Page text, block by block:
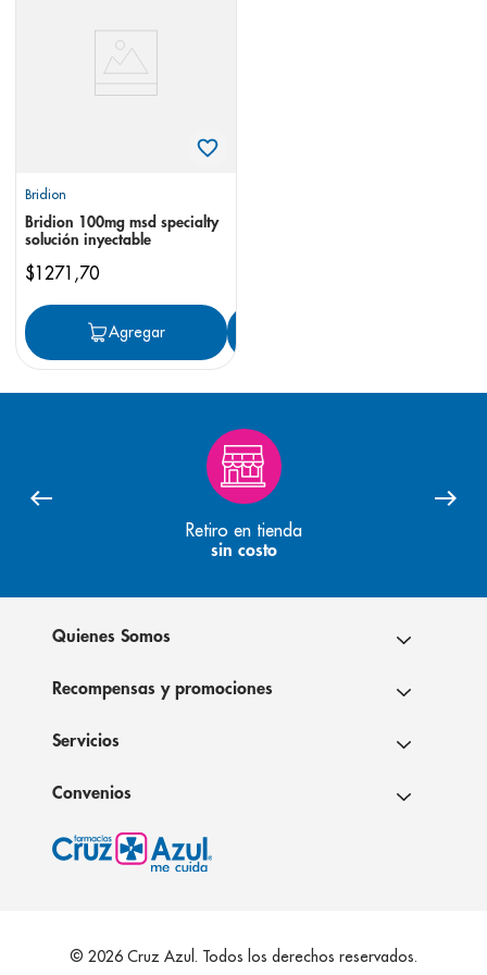
Bridion
Bridion 100mg msd specialty
solución inyectable
$1271 ,70
Agregar
Retiro en tienda
sin costo
Quienes Somos
Recompensas y promociones
Servicios
Convenios
© 2026 Cruz Azul. Todos los derechos reservados.
pediasure
desodorante